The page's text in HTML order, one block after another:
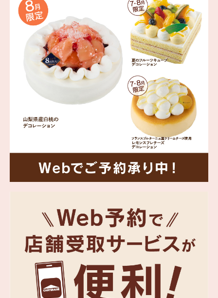
岳や末広がりを意味す
雄大な八ヶ岳山麓の自
る、こだわりのスイー
海外 Overseas shops
Indonesia
Singapore
Malaysia
Hong Kong
UAE
Thailand
Vietnam